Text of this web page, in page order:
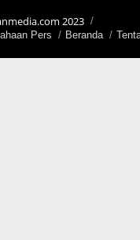
2023
Pers Beranda